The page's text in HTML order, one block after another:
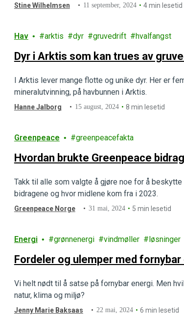
Stine Wilhelmsen 11 september, 2024 4 min lesetid
Hav arktis dyr gruvedrift hvalfangst
Dyr i Arktis som kan trues av
I Arktis lever mange flotte og unike dyr. Her er
mineralutvinning, på havbunnen i Arktis.
Hanne Jalborg 15 august, 2024 8 min lesetid
Greenpeace greenpeacefakta
Hvordan brukte Greenpeace
Takk til alle som valgte å gjøre noe for å
bidragene og hvor midlene kom fra i 2023.
Greenpeace Norge 31 mai, 2024 5 min lesetid
Energi grønnenergi vindmøller løsninger
Fordeler og ulemper med fornybar
Vi helt nødt til å satse på fornybar energi. Men
natur, klima og miljø?
Jenny Marie Baksaas 22 mai, 2024 6 min lesetid